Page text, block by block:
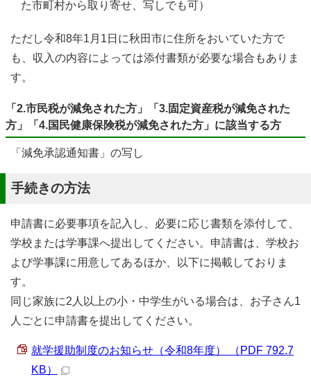
た市町村から取り寄せ、写しでも可）
ただし令和8年1月1日に秋田市に住所をおいていた方で
も、収入の内容によっては添付書類が必要な場合もありま
す。
「2.市民税が減免された方」「3.固定資産税が減免された
方」「4.国民健康保険税が減免された方」に該当する方
「減免承認通知書」の写し
手続きの方法
申請書に必要事項を記入し、必要に応じ書類を添付して、
学校または学事課へ提出してください。申請書は、学校お
よび学事課に用意してあるほか、以下に掲載しておりま
す。
同じ家族に2人以上の小・中学生がいる場合は、お子さん1
人ごとに申請書を提出してください。
就学援助制度のお知らせ（令和8年度） （PDF 792.7
KB）